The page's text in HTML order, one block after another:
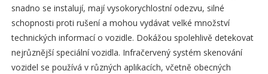
snadno se instalují, mají vysokorychlostní odezvu, silné
schopnosti proti rušení a mohou vydávat velké množství
technických informací o vozidle. Dokážou spolehlivě detekovat
nejrůznější speciální vozidla. Infračervený systém skenování
vozidel se používá v různých aplikacích, včetně obecných